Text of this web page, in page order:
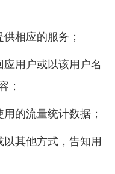
相应的服务；
用户或以该用户名
；
的流量统计数据；
其他方式，告知用